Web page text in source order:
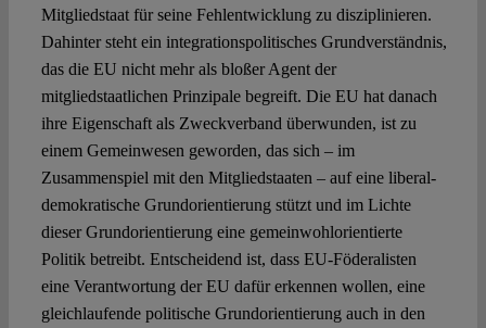
Mitgliedstaat für seine Fehlentwicklung zu disziplinieren.
Dahinter steht ein integrationspolitisches Grundverständnis,
das die EU nicht mehr als bloßer Agent der
mitgliedstaatlichen Prinzipale begreift. Die EU hat danach
ihre Eigenschaft als Zweckverband überwunden, ist zu
einem Gemeinwesen geworden, das sich – im
Zusammenspiel mit den Mitgliedstaaten – auf eine liberal-
demokratische Grundorientierung stützt und im Lichte
dieser Grundorientierung eine gemeinwohlorientierte
Politik betreibt. Entscheidend ist, dass EU-Föderalisten
eine Verantwortung der EU dafür erkennen wollen, eine
gleichlaufende politische Grundorientierung auch in den